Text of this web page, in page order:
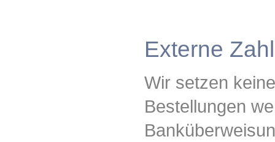
Externe
Wir setzen
Bestellungen